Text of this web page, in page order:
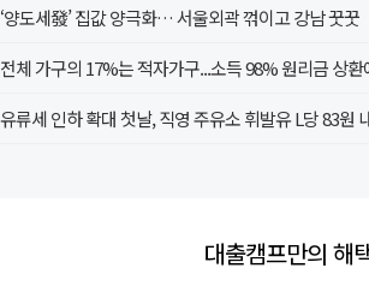
‘양도세發’ 집값 양극화… 서울외곽 꺾이고 강남 꿋꿋
대출캠프만의 해